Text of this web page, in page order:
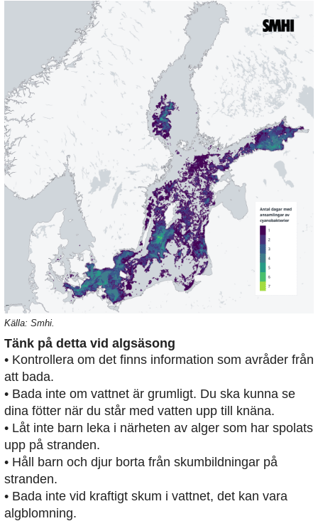
Källa: Smhi.
Tänk på detta vid algsäsong
• Kontrollera om det finns information som avråder från
att bada.
• Bada inte om vattnet är grumligt. Du ska kunna se
dina fötter när du står med vatten upp till knäna.
• Låt inte barn leka i närheten av alger som har spolats
upp på stranden.
• Håll barn och djur borta från skumbildningar på
stranden.
• Bada inte vid kraftigt skum i vattnet, det kan vara
algblomning.